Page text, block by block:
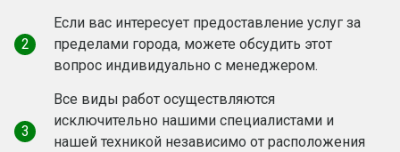
2
Если вас интересует предоставление услуг за
пределами города, можете обсудить этот
вопрос индивидуально с менеджером.
3
Все виды работ осуществляются
исключительно нашими специалистами и
нашей техникой независимо от расположения